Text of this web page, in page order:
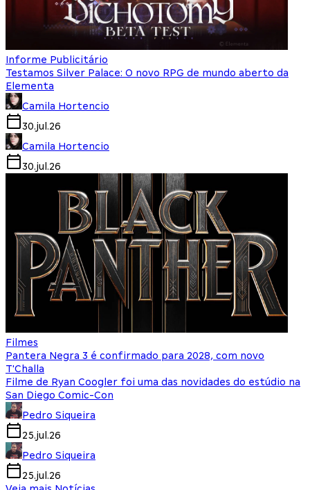
Informe Publicitário
Testamos Silver Palace: O novo RPG de mundo aberto da
Elementa
Camila Hortencio
30.jul.26
Camila Hortencio
30.jul.26
Filmes
Pantera Negra 3 é confirmado para 2028, com novo
T'Challa
Filme de Ryan Coogler foi uma das novidades do estúdio na
San Diego Comic-Con
Pedro Siqueira
25.jul.26
Pedro Siqueira
25.jul.26